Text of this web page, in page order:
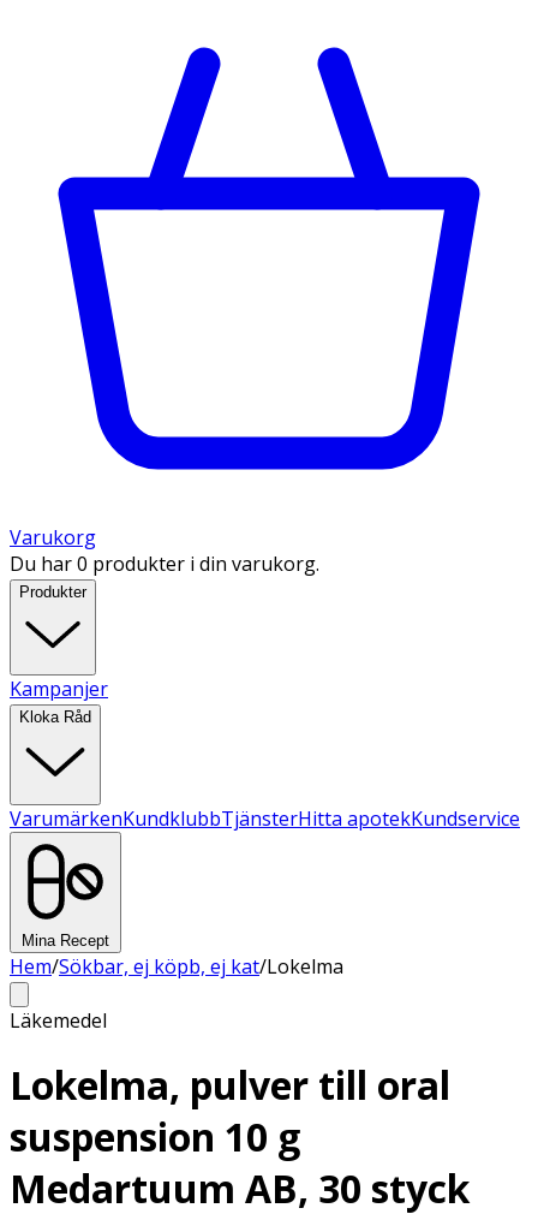
Varukorg
Du har 0 produkter i din varukorg.
Produkter
Kampanjer
Kloka Råd
VarumärkenKundklubbTjänsterHitta apotekKundservice
Mina Recept
Hem/Sökbar, ej köpb, ej kat/Lokelma
Läkemedel
Lokelma, pulver till oral
suspension 10 g
Medartuum AB, 30 styck